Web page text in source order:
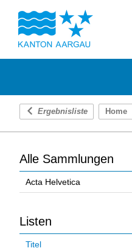
Ergebnisliste Home
Alle Sammlungen
Acta Helvetica
Listen
Titel